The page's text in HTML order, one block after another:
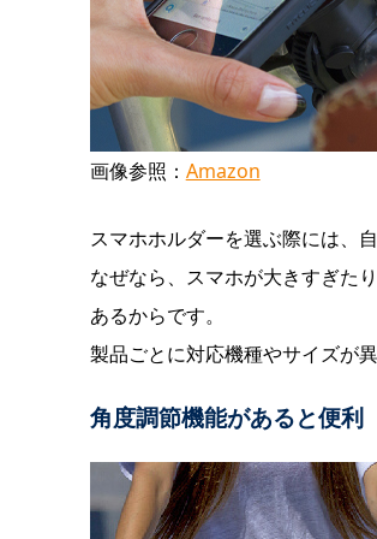
画像参照： Amazon
スマホホルダーを選ぶ際には、
なぜなら、スマホが大きすぎた
あるからです。
製品ごとに対応機種やサイズが
角度調節機能があると便利